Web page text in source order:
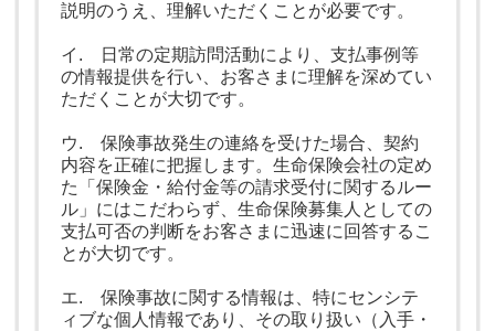
説明のうえ、理解いただくことが必要です。
イ. 日常の定期訪問活動により、支払事例等
の情報提供を行い、お客さまに理解を深めてい
ただくことが大切です。
ウ. 保険事故発生の連絡を受けた場合、契約
内容を正確に把握します。生命保険会社の定め
た「保険金・給付金等の請求受付に関するルー
ル」にはこだわらず、生命保険募集人としての
支払可否の判断をお客さまに迅速に回答するこ
とが大切です。
エ. 保険事故に関する情報は、特にセンシテ
ィブな個人情報であり、その取り扱い（入手・